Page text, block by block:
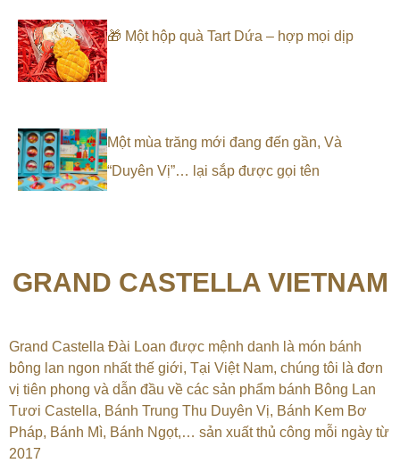
🎁 Một hộp quà Tart Dứa – hợp mọi dịp
Một mùa trăng mới đang đến gần, Và
“Duyên Vị”… lại sắp được gọi tên
GRAND CASTELLA VIETNAM
Grand Castella Đài Loan được mệnh danh là món bánh
bông lan ngon nhất thế giới, Tại Việt Nam, chúng tôi là đơn
vị tiên phong và dẫn đầu về các sản phẩm bánh Bông Lan
Tươi Castella, Bánh Trung Thu Duyên Vị, Bánh Kem Bơ
Pháp, Bánh Mì, Bánh Ngọt,… sản xuất thủ công mỗi ngày từ
2017